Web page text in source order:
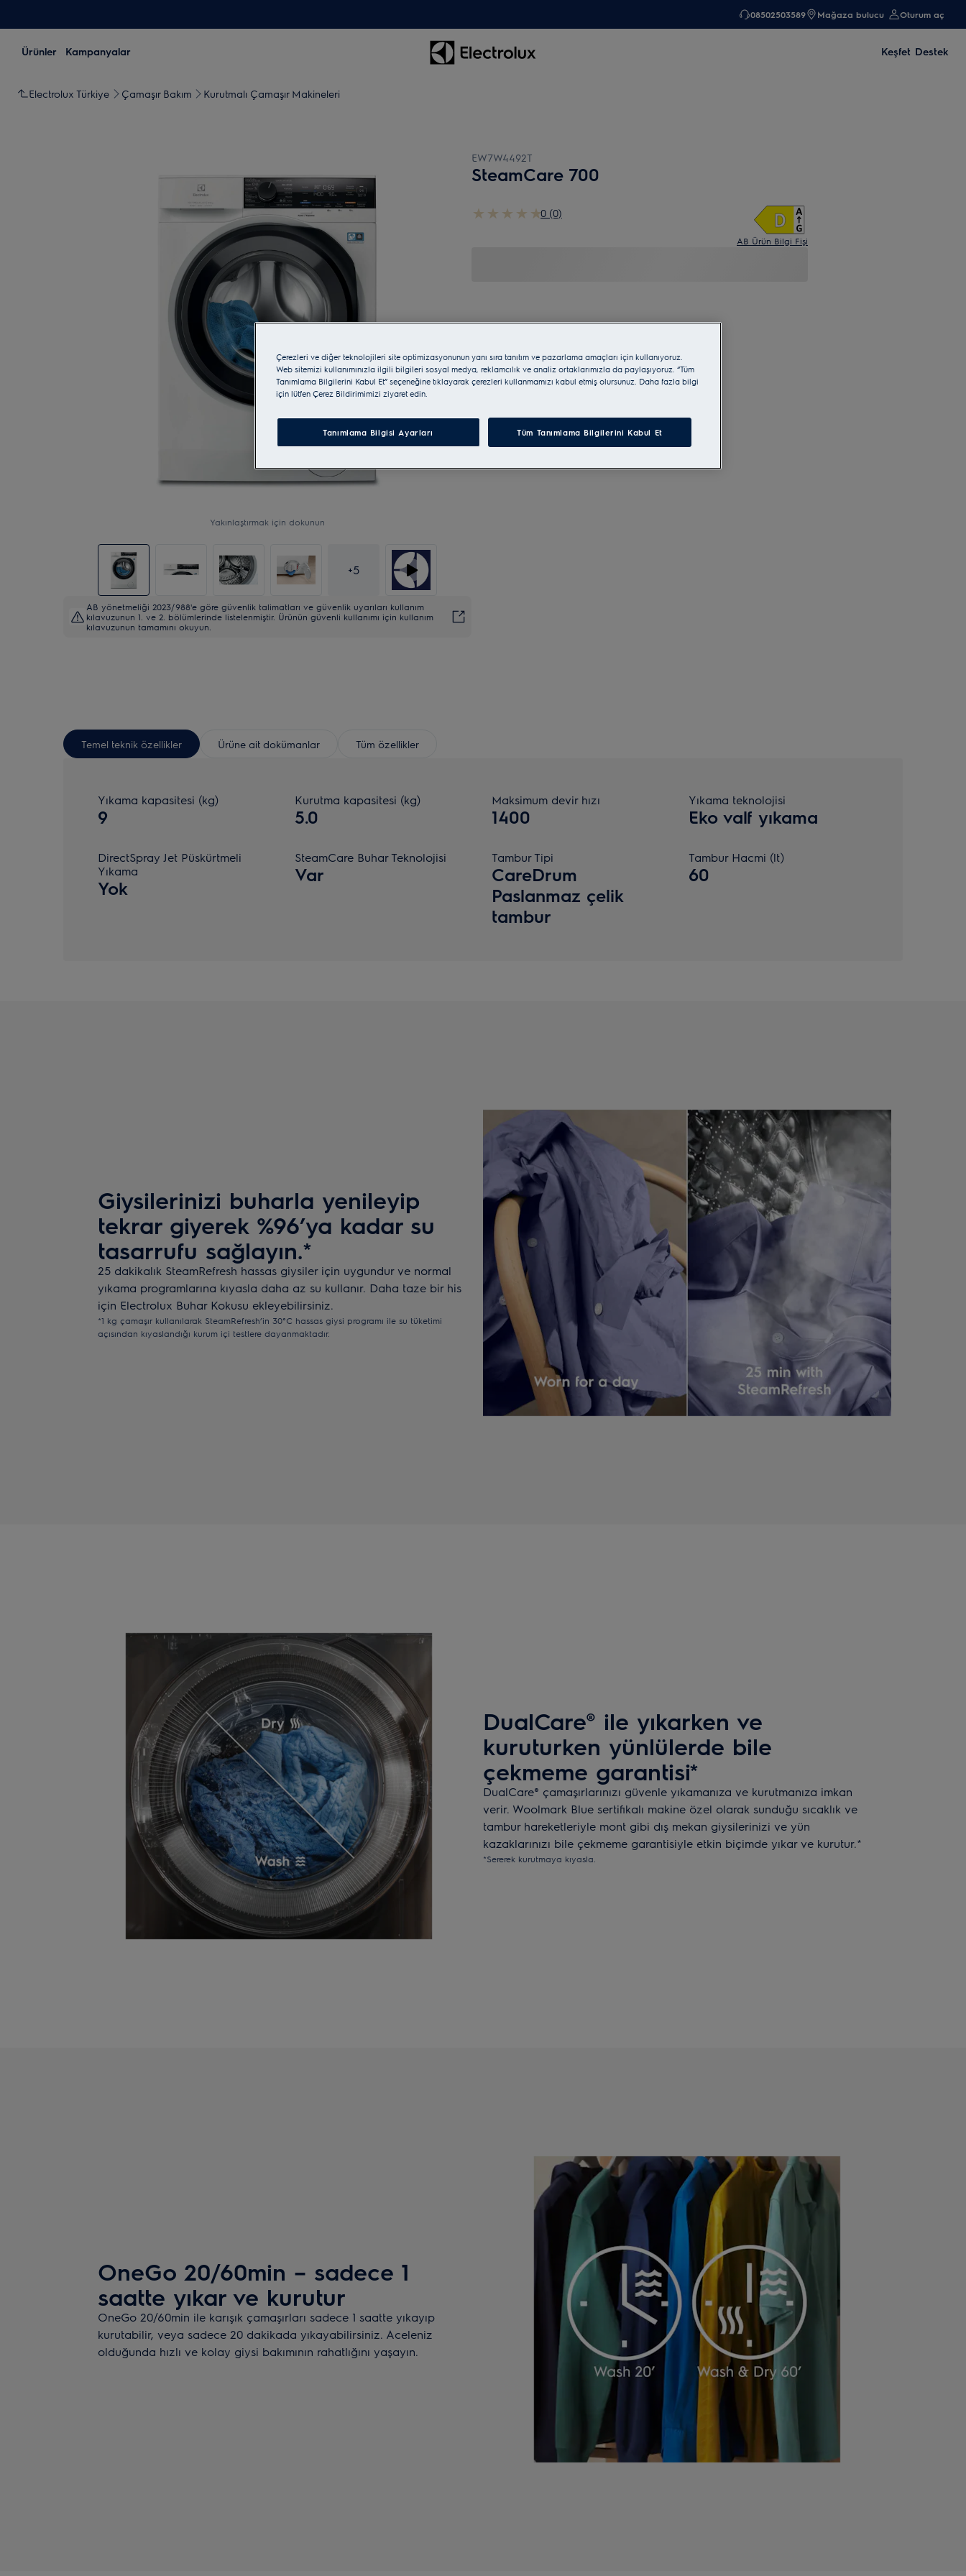
08502503589 Mağaza bulucu Oturum aç
Ürünler Kampanyalar Keşfet Destek
Electrolux Türkiye Çamaşır Bakım Kurutmalı Çamaşır Makineleri
Yakınlaştırmak için dokunun
+5
AB yönetmeliği 2023/988'e göre güvenlik talimatları ve güvenlik uyarıları kullanım
kılavuzunun 1. ve 2. bölümlerinde listelenmiştir. Ürünün güvenli kullanımı için kullanım
kılavuzunun tamamını okuyun.
EW7W4492T
SteamCare 700
0 (0)
AB Ürün Bilgi Fişi
Temel teknik özellikler Ürüne ait dokümanlar Tüm özellikler
Yıkama kapasitesi (kg)
9
Kurutma kapasitesi (kg)
5.0
Maksimum devir hızı
1400
Yıkama teknolojisi
Eko valf yıkama
DirectSpray Jet Püskürtmeli
Yıkama
Yok
SteamCare Buhar Teknolojisi
Var
Tambur Tipi
CareDrum
Paslanmaz çelik
tambur
Tambur Hacmi (lt)
60
Giysilerinizi buharla yenileyip
tekrar giyerek %96’ya kadar su
tasarrufu sağlayın.*
25 dakikalık SteamRefresh hassas giysiler için uygundur ve normal
yıkama programlarına kıyasla daha az su kullanır. Daha taze bir his
için Electrolux Buhar Kokusu ekleyebilirsiniz.
*1 kg çamaşır kullanılarak SteamRefresh’in 30°C hassas giysi programı ile su tüketimi
açısından kıyaslandığı kurum içi testlere dayanmaktadır.
DualCare® ile yıkarken ve
kuruturken yünlülerde bile
çekmeme garantisi*
DualCare® çamaşırlarınızı güvenle yıkamanıza ve kurutmanıza imkan
verir. Woolmark Blue sertifikalı makine özel olarak sunduğu sıcaklık ve
tambur hareketleriyle mont gibi dış mekan giysilerinizi ve yün
kazaklarınızı bile çekmeme garantisiyle etkin biçimde yıkar ve kurutur.*
*Sererek kurutmaya kıyasla.
OneGo 20/60min – sadece 1
saatte yıkar ve kurutur
OneGo 20/60min ile karışık çamaşırları sadece 1 saatte yıkayıp
kurutabilir, veya sadece 20 dakikada yıkayabilirsiniz. Aceleniz
olduğunda hızlı ve kolay giysi bakımının rahatlığını yaşayın.
Çerezleri ve diğer teknolojileri site optimizasyonunun yanı sıra tanıtım ve pazarlama amaçları için kullanıyoruz.
Web sitemizi kullanımınızla ilgili bilgileri sosyal medya, reklamcılık ve analiz ortaklarımızla da paylaşıyoruz. “Tüm
Tanımlama Bilgilerini Kabul Et” seçeneğine tıklayarak çerezleri kullanmamızı kabul etmiş olursunuz. Daha fazla bilgi
için lütfen Çerez Bildirimimizi ziyaret edin.
Tanımlama Bilgisi Ayarları Tüm Tanımlama Bilgilerini Kabul Et